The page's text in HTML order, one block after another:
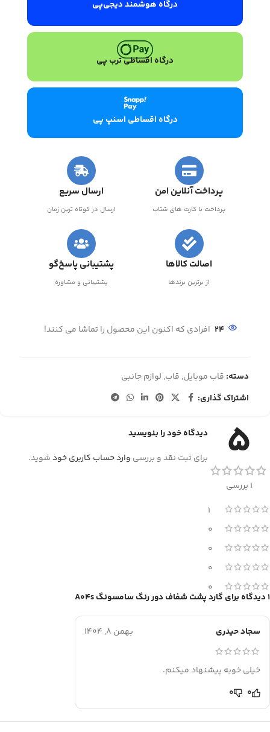
درگاه هوشمند دیجی‌پی
درگاه اقساطی ترب پی
درگاه اقساطی اسنپ پی
پرداخت آنلاین امن
پرداخت با کارت های شتاب
ارسال سریع
ارسال در کوتاه ترین زمان
اصالت کالاها
از برترین برندها
پشتیبانی پاسخ‌گو
پشتیبانی و مشاوره
24 افرادی که اکنون این محصول را تماشا می کنند!
دسته: قاب موبایل, قاب, لوازم جانبی
اشتراک گذاری:
5
1 بررسی
1
0
0
0
0
1 دیدگاه برای گارد پشت شفاف دور رنگ سامسونگ A04s
سجاد حیدری بهمن 8, 1404
خیلی خوبه پیشنهاد میکنم.
0
0
دیدگاه خود را بنویسید
برای ثبت نقد و بررسی وارد حساب کاربری خودشوید.